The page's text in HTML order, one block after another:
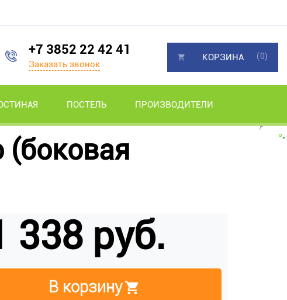
+7 3852 22 42 41
Заказать звонок
ПОСТЕЛЬ ПРОИЗВОДИТЕЛИ
КОРЗИНА (0)
338 руб.
В корзину